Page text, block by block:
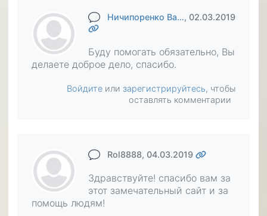
Ничипоренко Ва…, 02.03.2019
Буду помогать обязательно, Вы
делаете доброе дело, спасибо.
Войдите или зарегистрируйтесь, чтобы
оставлять комментарии
Rol8888, 04.03.2019
Здравствуйте! спасибо вам за
этот замечательный сайт и за
помощь людям!